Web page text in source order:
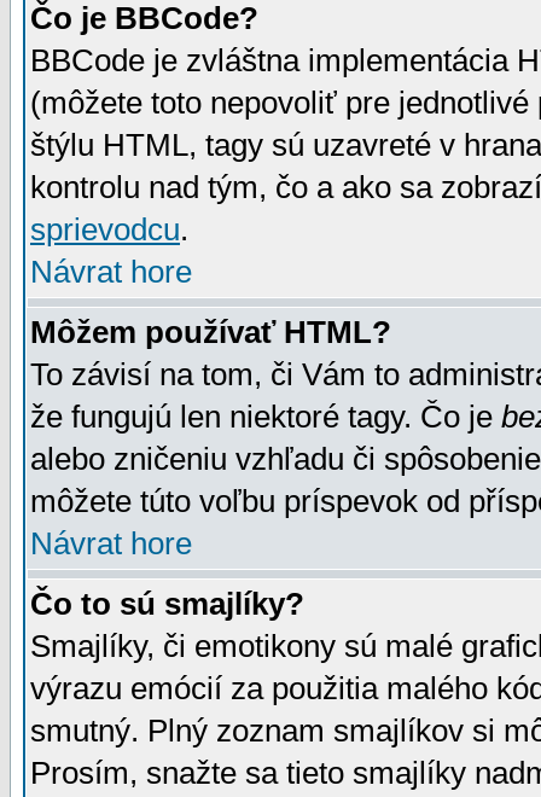
Čo je BBCode?
BBCode je zvláštna implementácia
(môžete toto nepovoliť pre
štýlu HTML, tagy sú uzavreté v
kontrolu nad tým, čo a ako sa
sprievodcu.
Návrat hore
Môžem používať HTML?
To závisí na tom, či Vám to
že fungujú len niektoré tagy. Čo je
alebo zničeniu vzhľadu či
môžete túto voľbu príspevok od
Návrat hore
Čo to sú smajlíky?
Smajlíky, či emotikony sú malé
výrazu emócií za použitia malého
smutný. Plný zoznam smajlíkov si
Prosím, snažte sa tieto smajlíky